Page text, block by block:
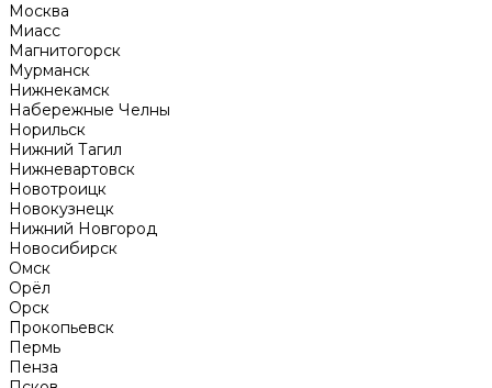
Москва
Миасс
Магнитогорск
Мурманск
Нижнекамск
Набережные Челны
Норильск
Нижний Тагил
Нижневартовск
Новотроицк
Новокузнецк
Нижний Новгород
Новосибирск
Омск
Орёл
Орск
Прокопьевск
Пермь
Пенза